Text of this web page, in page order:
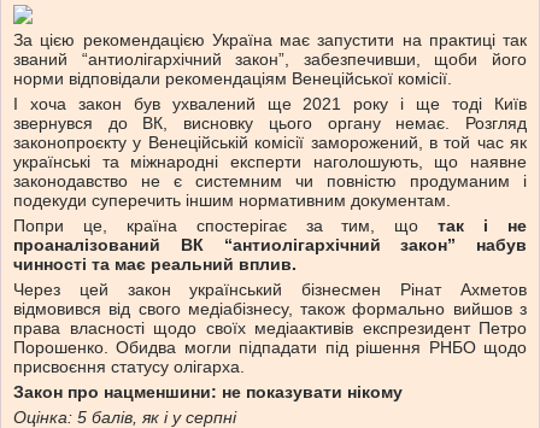
За цією рекомендацією Україна має запустити на практиці так
званий “антиолігархічний закон”, забезпечивши, щоби його
норми відповідали рекомендаціям Венеційської комісії.
І хоча закон був ухвалений ще 2021 року і ще тоді Київ
звернувся до ВК, висновку цього органу немає. Розгляд
законопроєкту у Венеційській комісії заморожений, в той час як
українські та міжнародні експерти наголошують, що наявне
законодавство не є системним чи повністю продуманим і
подекуди суперечить іншим нормативним документам.
Попри це, країна спостерігає за тим, що так і не
проаналізований ВК “антиолігархічний закон” набув
чинності та має реальний вплив.
Через цей закон український бізнесмен Рінат Ахметов
відмовився від свого медіабізнесу, також формально вийшов з
права власності щодо своїх медіаактивів експрезидент Петро
Порошенко. Обидва могли підпадати під рішення РНБО щодо
присвоєння статусу олігарха.
Закон про нацменшини: не показувати нікому
Оцінка: 5 балів, як і у серпні